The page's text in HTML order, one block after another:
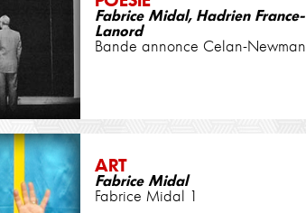
Fabrice Midal, Hadrien France-
Lanord
Bande annonce Celan-Newman
ART
Fabrice Midal
Fabrice Midal 1